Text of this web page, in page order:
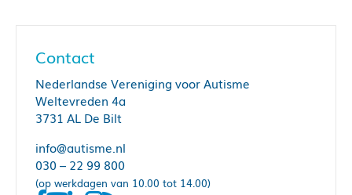
Contact
Nederlandse Vereniging voor Autisme
Weltevreden 4a
3731 AL De Bilt
info@autisme.nl
030 – 22 99 800
(op werkdagen van 10.00 tot 14.00)